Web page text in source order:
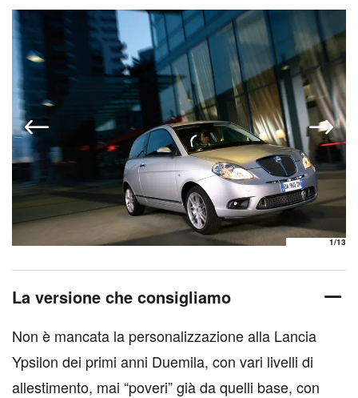
1/13
La versione che consigliamo
Non è mancata la personalizzazione alla Lancia
Ypsilon dei primi anni Duemila, con vari livelli di
allestimento, mai “poveri” già da quelli base, con